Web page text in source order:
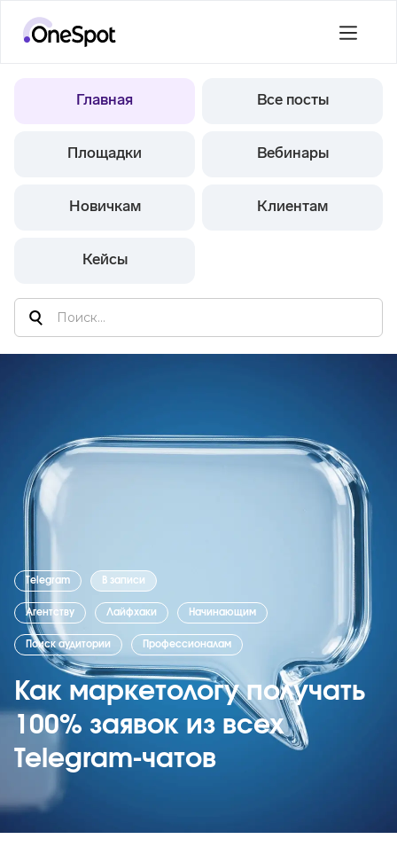
Главная Все посты
Площадки Вебинары
Новичкам Клиентам
Кейсы
Telegram В записи
Агентству Лайфхаки Начинающим
Поиск аудитории Профессионалам
Как маркетологу получать
100% заявок из всех
Telegram-чатов